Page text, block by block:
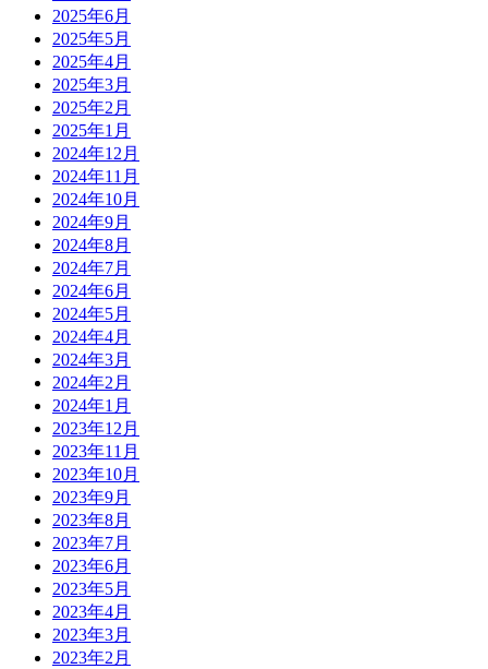
2025年6月
2025年5月
2025年4月
2025年3月
2025年2月
2025年1月
2024年12月
2024年11月
2024年10月
2024年9月
2024年8月
2024年7月
2024年6月
2024年5月
2024年4月
2024年3月
2024年2月
2024年1月
2023年12月
2023年11月
2023年10月
2023年9月
2023年8月
2023年7月
2023年6月
2023年5月
2023年4月
2023年3月
2023年2月